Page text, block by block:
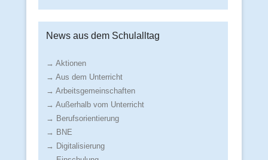
News aus dem Schulalltag
→ Aktionen
→ Aus dem Unterricht
→ Arbeitsgemeinschaften
→ Außerhalb vom Unterricht
→ Berufsorientierung
→ BNE
→ Digitalisierung